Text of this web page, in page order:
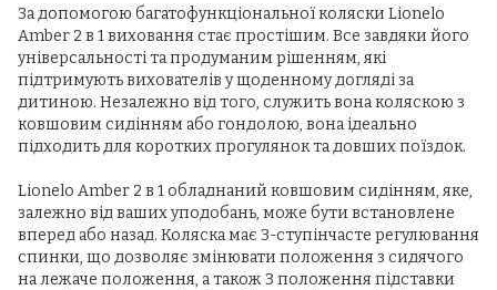
За допомогою багатофункціональної коляски Lionelo
Amber 2 в 1 виховання стає простішим. Все завдяки його
універсальності та продуманим рішенням, які
підтримують вихователів у щоденному догляді за
дитиною. Незалежно від того, служить вона коляскою з
ковшовим сидінням або гондолою, вона ідеально
підходить для коротких прогулянок та довших поїздок.
Lionelo Amber 2 в 1 обладнаний ковшовим сидінням, яке,
залежно від ваших уподобань, може бути встановлене
вперед або назад. Коляска має 3-ступінчасте регулювання
спинки, що дозволяє змінювати положення з сидячого
на лежаче положення, а також 3 положення підставки